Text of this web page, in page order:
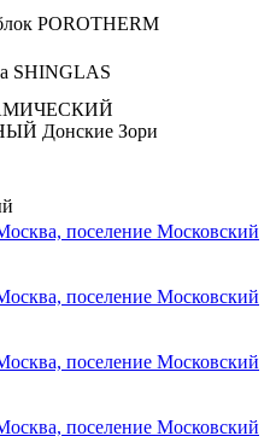
POROTHERM
SHINGLAS
Донские Зори